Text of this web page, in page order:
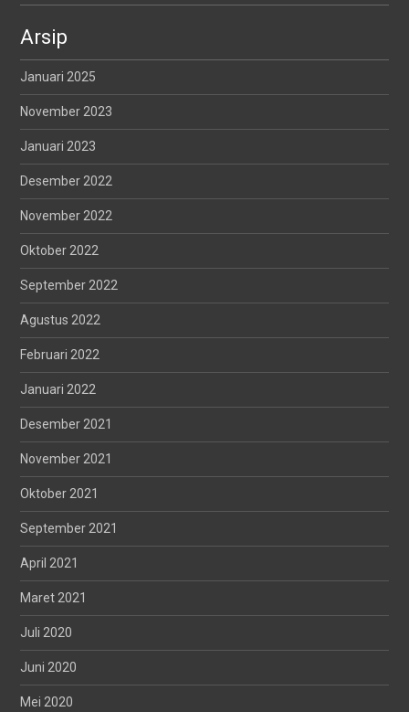
Arsip
Januari 2025
November 2023
Januari 2023
Desember 2022
November 2022
Oktober 2022
September 2022
Agustus 2022
Februari 2022
Januari 2022
Desember 2021
November 2021
Oktober 2021
September 2021
April 2021
Maret 2021
Juli 2020
Juni 2020
Mei 2020